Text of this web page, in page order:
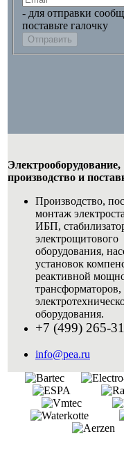
- для отправки
поставьте галочку
Отправить
Электрооборудование,
производство и
Производство,
монтаж
ИБП,
электрощитового
оборудования,
установок
реактивной
трансформаторов,
оборудования.
+7 (499) 265-
info@pea.ru